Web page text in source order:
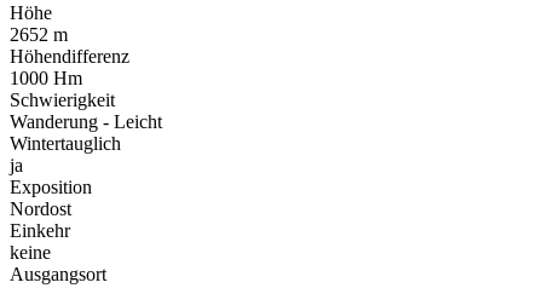
Höhe
2652 m
Höhendifferenz
1000 Hm
Schwierigkeit
Wanderung - Leicht
Wintertauglich
ja
Exposition
Nordost
Einkehr
keine
Ausgangsort